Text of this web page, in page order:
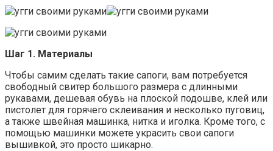
Шаг 1. Материалы
Чтобы самим сделать такие сапоги, вам потребуется
свободный свитер большого размера с длинными
рукавами, дешевая обувь на плоской подошве, клей или
пистолет для горячего склеивания и несколько пуговиц,
а также швейная машинка, нитка и иголка. Кроме того, с
помощью машинки можете украсить свои сапоги
вышивкой, это просто шикарно.